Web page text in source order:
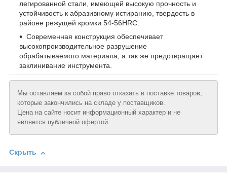
легированной стали, имеющей высокую прочность и
устойчивость к абразивному истиранию, твердость в
районе режущей кромки 54-56HRC.
Современная конструкция обеспечивает
высокопроизводительное разрушение
обрабатываемого материала, а так же предотвращает
заклинивание инструмента.
Мы оставляем за собой право отказать в поставке товаров,
которые закончились на складе у поставщиков.
Цена на сайте носит информационный характер и не
является публичной офертой.
Скрыть